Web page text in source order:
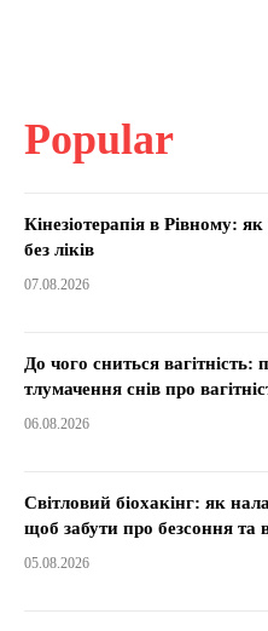
Popular
Кінезіотерапія в Рівному:
без ліків
07.08.2026
До чого сниться вагітність:
тлумачення снів про
06.08.2026
Світловий біохакінг: як
щоб забути про безсоння та
05.08.2026